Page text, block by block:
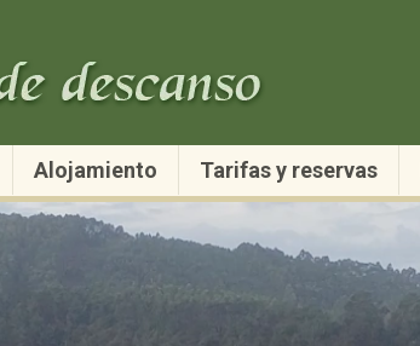
Alojamiento Tarifas y reservas